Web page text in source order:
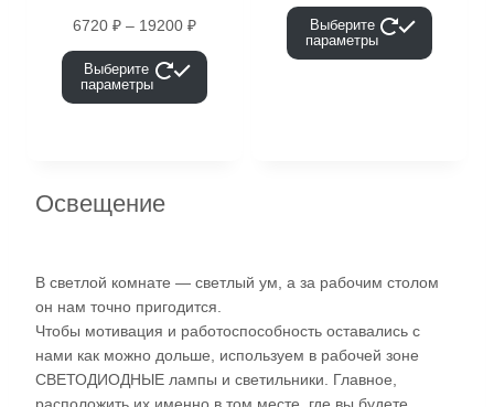
6720 ₽ – 19200 ₽Диапазон
цен:
–
Выберите
параметры
Выберите
параметры
Освещение
В светлой комнате — светлый ум, а за рабочим столом
он нам точно пригодится.
Чтобы мотивация и работоспособность оставались с
нами как можно дольше, используем в рабочей зоне
СВЕТОДИОДНЫЕ лампы и светильники. Главное,